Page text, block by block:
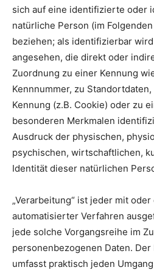
sich auf eine identifizierte oder
natürliche Person (im
beziehen; als identifizierbar
angesehen, die direkt oder
Zuordnung zu einer Kennung
Kennnummer, zu
Kennung (z.B. Cookie) oder zu
besonderen Merkmalen
Ausdruck der physischen,
psychischen, wirtschaftlichen,
Identität dieser natürlichen
„Verarbeitung“ ist jeder mit
automatisierter Verfahren
jede solche Vorgangsreihe im
personenbezogenen Daten.
umfasst praktisch jeden